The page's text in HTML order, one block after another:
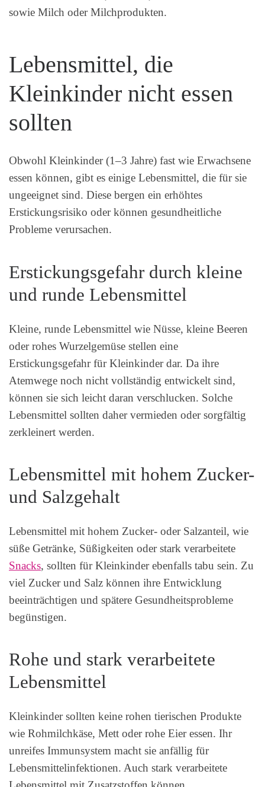
sowie Milch oder Milchprodukten.
Lebensmittel, die
Kleinkinder nicht essen
sollten
Obwohl Kleinkinder (1–3 Jahre) fast wie Erwachsene
essen können, gibt es einige Lebensmittel, die für sie
ungeeignet sind. Diese bergen ein erhöhtes
Erstickungsrisiko oder können gesundheitliche
Probleme verursachen.
Erstickungsgefahr durch kleine
und runde Lebensmittel
Kleine, runde Lebensmittel wie Nüsse, kleine Beeren
oder rohes Wurzelgemüse stellen eine
Erstickungsgefahr für Kleinkinder dar. Da ihre
Atemwege noch nicht vollständig entwickelt sind,
können sie sich leicht daran verschlucken. Solche
Lebensmittel sollten daher vermieden oder sorgfältig
zerkleinert werden.
Lebensmittel mit hohem Zucker-
und Salzgehalt
Lebensmittel mit hohem Zucker- oder Salzanteil, wie
süße Getränke, Süßigkeiten oder stark verarbeitete
Snacks, sollten für Kleinkinder ebenfalls tabu sein. Zu
viel Zucker und Salz können ihre Entwicklung
beeinträchtigen und spätere Gesundheitsprobleme
begünstigen.
Rohe und stark verarbeitete
Lebensmittel
Kleinkinder sollten keine rohen tierischen Produkte
wie Rohmilchkäse, Mett oder rohe Eier essen. Ihr
unreifes Immunsystem macht sie anfällig für
Lebensmittelinfektionen. Auch stark verarbeitete